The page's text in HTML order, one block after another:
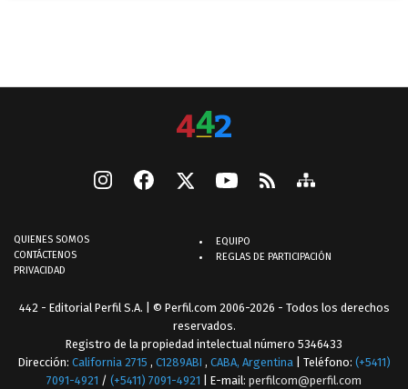
QUIENES SOMOS
CONTÁCTENOS
PRIVACIDAD
EQUIPO
REGLAS DE PARTICIPACIÓN
442 - Editorial Perfil S.A. | © Perfil.com 2006-2026 - Todos los derechos
reservados.
Registro de la propiedad intelectual número 5346433
Dirección: California 2715 , C1289ABI , CABA, Argentina | Teléfono: (+5411)
7091-4921 / (+5411) 7091-4921 | E-mail: perfilcom@perfil.com